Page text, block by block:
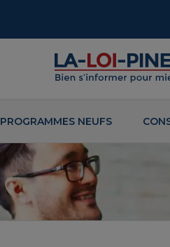
PROGRAMMES NEUFS